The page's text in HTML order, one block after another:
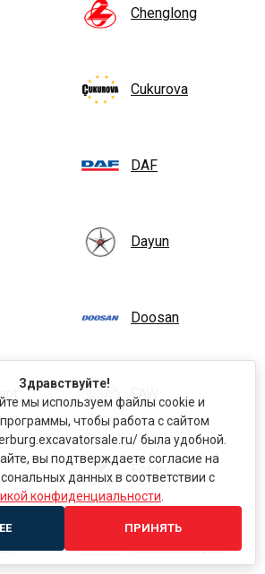
Chenglong
Cukurova
DAF
Dayun
Doosan
FAW
Здравствуйте!
мы используем файлы cookie и
чтобы работа с сайтом
была удобной.
вы подтверждаете согласие на
данных в соответствии с
конфиденциальности
ПРИНЯТЬ